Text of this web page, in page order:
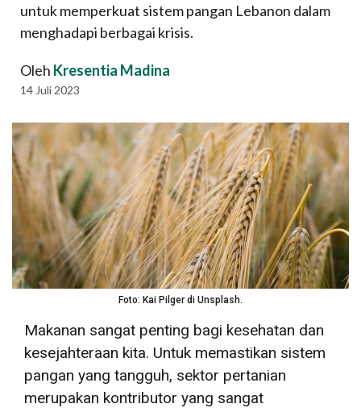
untuk memperkuat sistem pangan Lebanon dalam
menghadapi berbagai krisis.
Oleh Kresentia Madina
14 Juli 2023
Foto: Kai Pilger di Unsplash.
Makanan sangat penting bagi kesehatan dan
kesejahteraan kita. Untuk memastikan sistem
pangan yang tangguh, sektor pertanian
merupakan kontributor yang sangat